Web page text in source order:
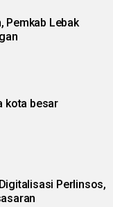
Pemkab Lebak
kota besar
Perlinsos,